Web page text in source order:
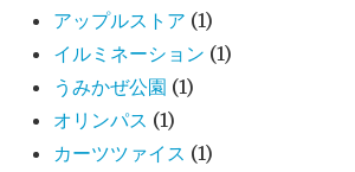
アップルストア (1)
イルミネーション (1)
うみかぜ公園 (1)
オリンパス (1)
カーツツァイス (1)